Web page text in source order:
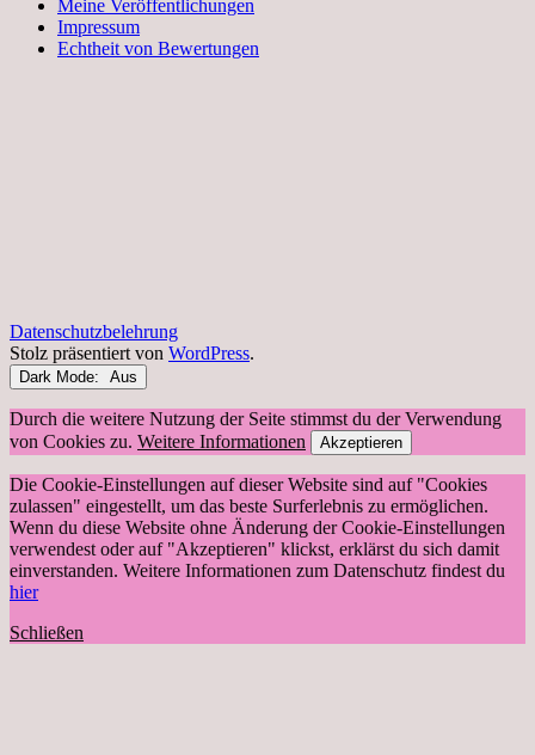
Meine Veröffentlichungen
Impressum
Echtheit von Bewertungen
Datenschutzbelehrung
Stolz präsentiert von WordPress.
Dark Mode:
Durch die weitere Nutzung der Seite stimmst du der Verwendung
von Cookies zu. Weitere Informationen Akzeptieren
Die Cookie-Einstellungen auf dieser Website sind auf "Cookies
zulassen" eingestellt, um das beste Surferlebnis zu ermöglichen.
Wenn du diese Website ohne Änderung der Cookie-Einstellungen
verwendest oder auf "Akzeptieren" klickst, erklärst du sich damit
einverstanden. Weitere Informationen zum Datenschutz findest du
hier
Schließen